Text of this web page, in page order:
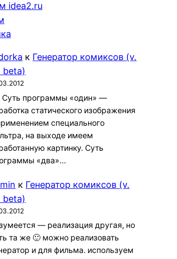
idea2.ru
к Генератор комиксов (v.
beta)
Суть программы «один» —
статического изображения
специального
на выходе имеем
картинку. Суть
«два»…
к Генератор комиксов (v.
beta)
— реализация другая, но
та же 🙂 можно реализовать
и для фильма. используем